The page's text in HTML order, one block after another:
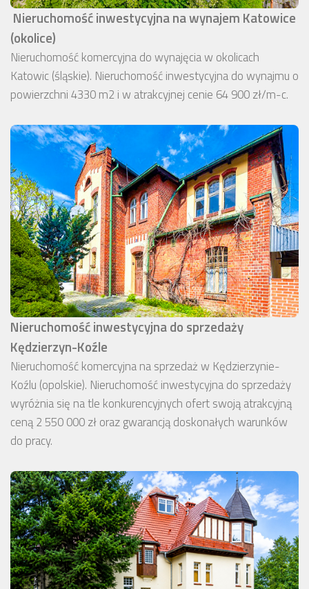
Nieruchomość inwestycyjna na wynajem Katowice
(okolice)
Nieruchomość komercyjna do wynajęcia w okolicach
Katowic (śląskie). Nieruchomość inwestycyjna do wynajmu o
powierzchni 4330 m2 i w atrakcyjnej cenie 64 900 zł/m-c.
Nieruchomość inwestycyjna do sprzedaży
Kędzierzyn-Koźle
Nieruchomość komercyjna na sprzedaż w Kędzierzynie-
Koźlu (opolskie). Nieruchomość inwestycyjna do sprzedaży
wyróżnia się na tle konkurencyjnych ofert swoją atrakcyjną
ceną 2 550 000 zł oraz gwarancją doskonałych warunków
do pracy.